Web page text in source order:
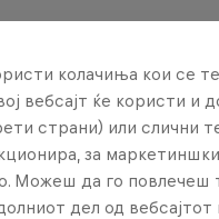
колачиња кои се
вебсајт ќе користи и
страни) или слични
за
Можеш да го
дел од